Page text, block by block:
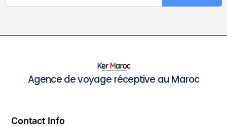
Agence de voyage réceptive au Maroc
Contact Info